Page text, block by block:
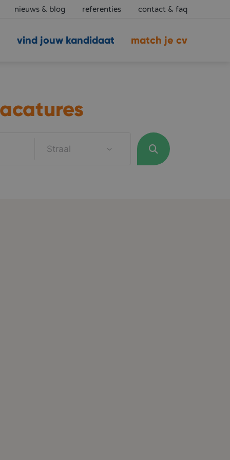
nieuws & blog referenties contact & faq
match je cv
vind jouw kandidaat
Straal